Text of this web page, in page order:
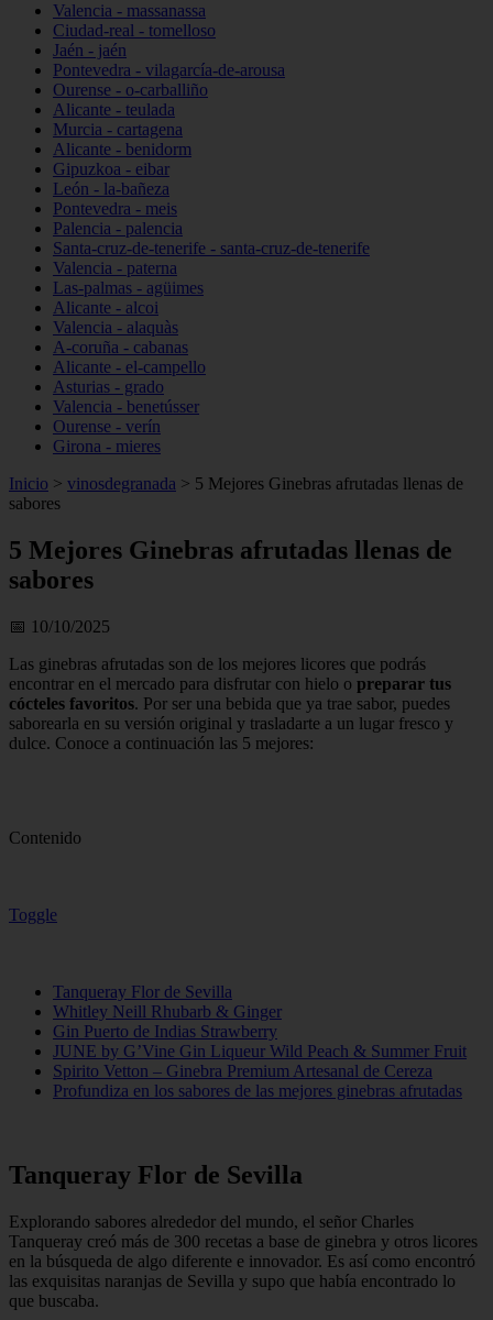
Valencia - massanassa
Ciudad-real - tomelloso
Jaén - jaén
Pontevedra - vilagarcía-de-arousa
Ourense - o-carballiño
Alicante - teulada
Murcia - cartagena
Alicante - benidorm
Gipuzkoa - eibar
León - la-bañeza
Pontevedra - meis
Palencia - palencia
Santa-cruz-de-tenerife - santa-cruz-de-tenerife
Valencia - paterna
Las-palmas - agüimes
Alicante - alcoi
Valencia - alaquàs
A-coruña - cabanas
Alicante - el-campello
Asturias - grado
Valencia - benetússer
Ourense - verín
Girona - mieres
Inicio > vinosdegranada > 5 Mejores Ginebras afrutadas llenas de
sabores
5 Mejores Ginebras afrutadas llenas de
sabores
📅 10/10/2025
Las ginebras afrutadas son de los mejores licores que podrás
encontrar en el mercado para disfrutar con hielo o preparar tus
cócteles favoritos. Por ser una bebida que ya trae sabor, puedes
saborearla en su versión original y trasladarte a un lugar fresco y
dulce. Conoce a continuación las 5 mejores:
Contenido
Toggle
Tanqueray Flor de Sevilla
Whitley Neill Rhubarb & Ginger
Gin Puerto de Indias Strawberry
JUNE by G’Vine Gin Liqueur Wild Peach & Summer Fruit
Spirito Vetton – Ginebra Premium Artesanal de Cereza
Profundiza en los sabores de las mejores ginebras afrutadas
Tanqueray Flor de Sevilla
Explorando sabores alrededor del mundo, el señor Charles
Tanqueray creó más de 300 recetas a base de ginebra y otros licores
en la búsqueda de algo diferente e innovador. Es así como encontró
las exquisitas naranjas de Sevilla y supo que había encontrado lo
que buscaba.